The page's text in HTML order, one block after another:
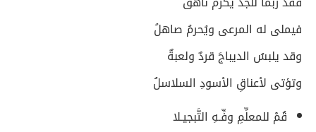
فيملى له المرعى ويُحرمُ صاهلُ
وقد يلبسُ الديباجَ قردٌ ولعبةٌ
وتؤتى لأعناقِ الأسودِ السلاسلُ
قُمْ للمعلِّمِ وفِّـهِ التَّبجيـلا